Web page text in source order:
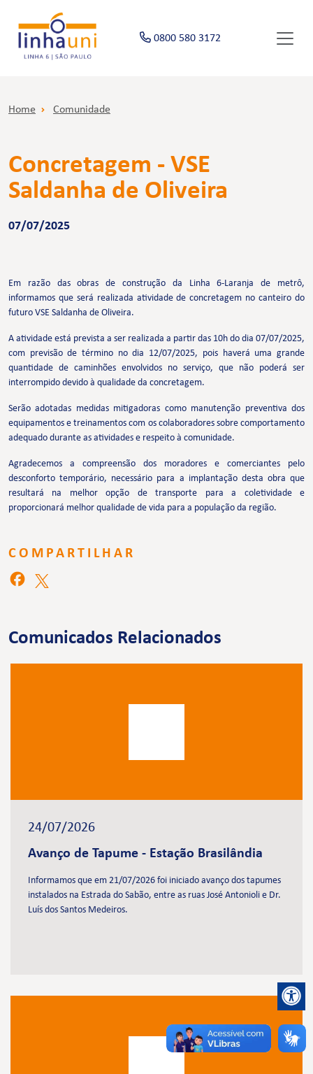
0800 580 3172
Home Comunidade
Concretagem - VSE
Saldanha de Oliveira
07/07/2025
Em razão das obras de construção da Linha 6-Laranja de metrô,
informamos que será realizada atividade de concretagem no canteiro do
futuro VSE Saldanha de Oliveira.
A atividade está prevista a ser realizada a partir das 10h do dia 07/07/2025,
com previsão de término no dia 12/07/2025, pois haverá uma grande
quantidade de caminhões envolvidos no serviço, que não poderá ser
interrompido devido à qualidade da concretagem.
Serão adotadas medidas mitigadoras como manutenção preventiva dos
equipamentos e treinamentos com os colaboradores sobre comportamento
adequado durante as atividades e respeito à comunidade.
Agradecemos a compreensão dos moradores e comerciantes pelo
desconforto temporário, necessário para a implantação desta obra que
resultará na melhor opção de transporte para a coletividade e
proporcionará melhor qualidade de vida para a população da região.
COMPARTILHAR
Comunicados Relacionados
24/07/2026
Avanço de Tapume - Estação Brasilândia
Informamos que em 21/07/2026 foi iniciado avanço dos tapumes
instalados na Estrada do Sabão, entre as ruas José Antonioli e Dr.
Luís dos Santos Medeiros.